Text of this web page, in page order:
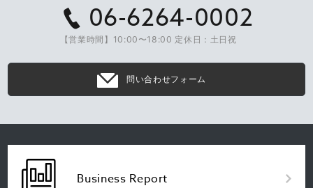
06-6264-0002
【営業時間】10:00〜18:00 定休日：土日祝
問い合わせフォーム
Business Report